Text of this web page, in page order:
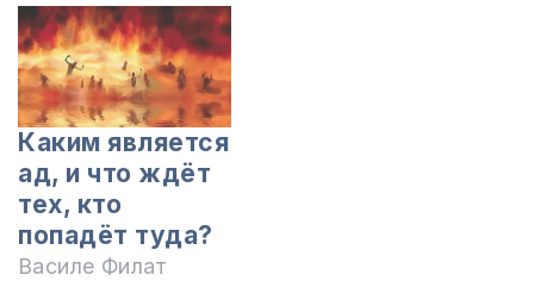
Каким является
ад, и что ждёт
тех, кто
попадёт туда?
Василе Филат